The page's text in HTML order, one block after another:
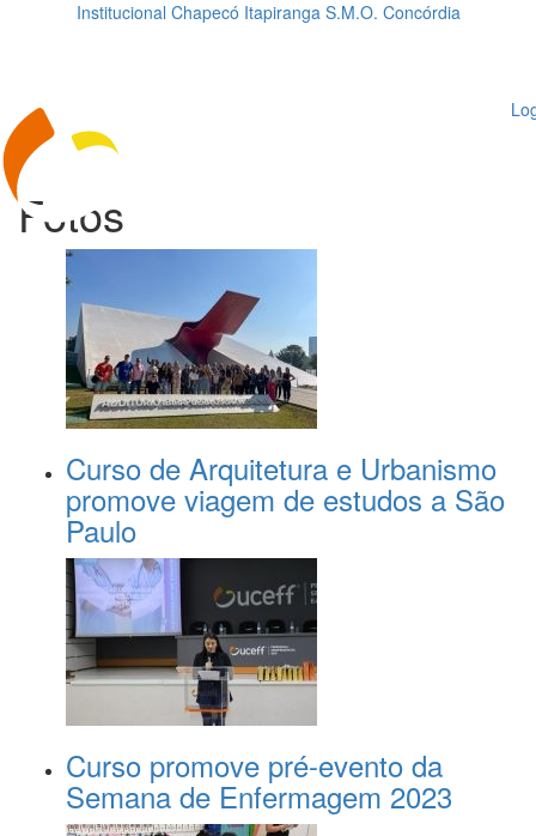
Institucional Chapecó Itapiranga S.M.O. Concórdia
Fotos
Curso de Arquitetura e Urbanismo
promove viagem de estudos a São
Paulo
Curso promove pré-evento da
Semana de Enfermagem 2023